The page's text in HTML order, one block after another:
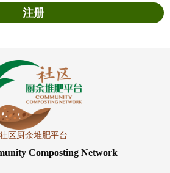
社区厨余堆肥平台
Composting Network